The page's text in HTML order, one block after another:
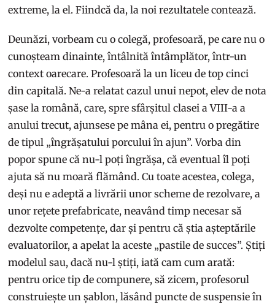
extreme, la el. Fiindcă da, la noi rezultatele contează.
Deunăzi, vorbeam cu o colegă, profesoară, pe care nu o
cunoșteam dinainte, întâlnită întâmplător, într-un
context oarecare. Profesoară la un liceu de top cinci
din capitală. Ne-a relatat cazul unui nepot, elev de nota
șase la română, care, spre sfârșitul clasei a VIII-a a
anului trecut, ajunsese pe mâna ei, pentru o pregătire
de tipul „îngrășatului porcului în ajun”. Vorba din
popor spune că nu-l poți îngrășa, că eventual îl poți
ajuta să nu moară flămând. Cu toate acestea, colega,
deși nu e adeptă a livrării unor scheme de rezolvare, a
unor rețete prefabricate, neavând timp necesar să
dezvolte competențe, dar și pentru că știa așteptările
evaluatorilor, a apelat la aceste „pastile de succes”. Știți
modelul sau, dacă nu-l știți, iată cam cum arată:
pentru orice tip de compunere, să zicem, profesorul
construiește un șablon, lăsând puncte de suspensie în